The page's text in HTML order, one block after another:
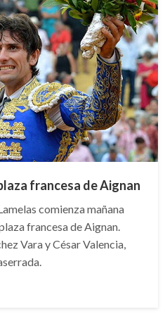
francesa de Aignan
comienza mañana
francesa de Aignan.
Vara y César Valencia,